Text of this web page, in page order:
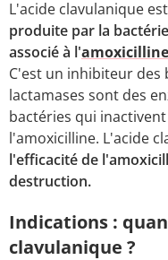
L'acide clavulanique
produite par la
associé à l'amoxicilline
C'est un inhibiteur des
lactamases sont des
bactéries qui
l'amoxicilline. L'acide
l'efficacité de
destruction.
Indications :
clavulanique ?